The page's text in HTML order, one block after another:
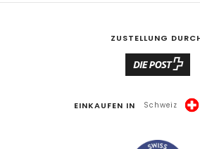
ZUSTELLUNG
EINKAUFEN IN Schweiz